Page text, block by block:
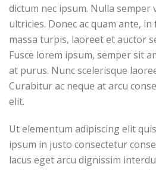
dictum nec ipsum. Nulla
ultricies. Donec ac quam ante,
massa turpis, laoreet et auctor
Fusce lorem ipsum, semper sit
at purus. Nunc scelerisque
Curabitur ac neque at arcu
elit.
Ut elementum adipiscing elit
ipsum in justo consectetur
lacus eget arcu dignissim